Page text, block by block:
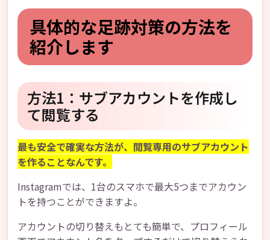
具体的な足跡対策の方法を
紹介します
方法1：サブアカウントを作成し
て閲覧する
最も安全で確実な方法が、閲覧専用のサブアカウント
を作ることなんです。
Instagramでは、1台のスマホで最大5つまでアカウン
トを持つことができますよ。
アカウントの切り替えもとても簡単で、プロフィール